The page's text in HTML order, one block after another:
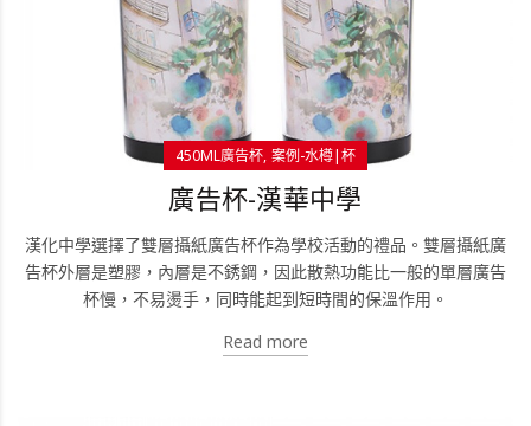
450ML廣告杯 案例-水樽|杯
廣告杯-漢華中學
漢化中學選擇了雙層攝紙廣告杯作為學校活動的禮品。雙層攝紙廣
告杯外層是塑膠，內層是不銹鋼，因此散熱功能比一般的單層廣告
杯慢，不易燙手，同時能起到短時間的保溫作用。
Read more